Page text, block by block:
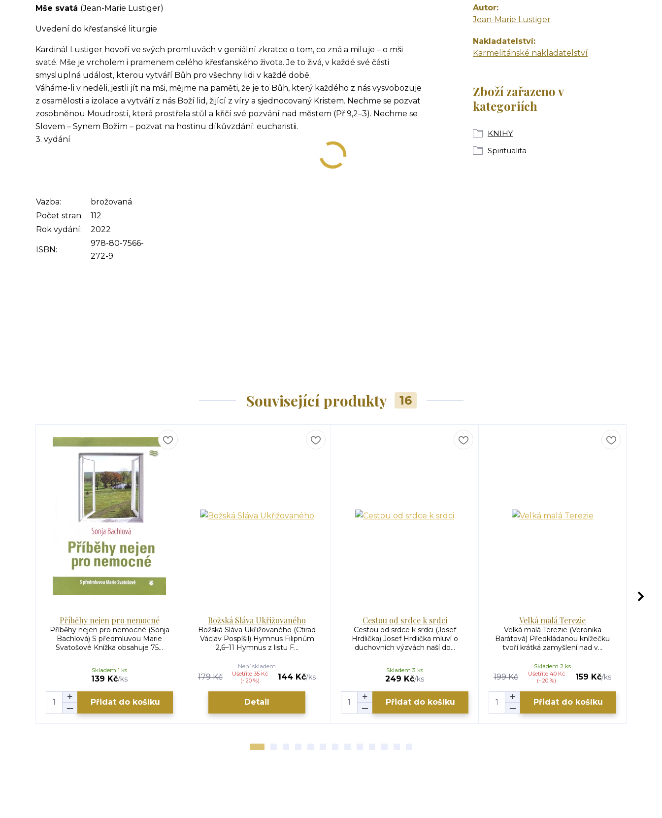
Mše svatá (Jean-Marie Lustiger)
Uvedení do křesťanské liturgie
Kardinál Lustiger hovoří ve svých promluvách v geniální zkratce o tom, co zná a miluje – o mši
svaté. Mše je vrcholem i pramenem celého křesťanského života. Je to živá, v každé své části
smysluplná událost, kterou vytváří Bůh pro všechny lidi v každé době.
Váháme-li v neděli, jestli jít na mši, mějme na paměti, že je to Bůh, který každého z nás vysvobozuje
z osamělosti a izolace a vytváří z nás Boží lid, žijící z víry a sjednocovaný Kristem. Nechme se pozvat
zosobněnou Moudrostí, která prostřela stůl a křičí své pozvání nad městem (Př 9,2–3). Nechme se
Slovem – Synem Božím – pozvat na hostinu díkůvzdání: eucharistii.
3. vydání
Vazba:
brožovaná
Počet stran:
112
Rok vydání:
2022
ISBN:
978-80-7566-
272-9
Autor
Jean-Marie Lustiger
Nakladatelství
Karmelitánské nakladatelství
Zboží zařazeno v
kategoriích
KNIHY
Spiritualita
Související produkty 16
Příběhy nejen pro nemocné
Příběhy nejen pro nemocné (Sonja
Bachlová) S předmluvou Marie
Svatošové Knížka obsahuje 75...
139 Kč/ks
Skladem 1 ks
Přidat do košíku
Božská Sláva Ukřižovaného
Božská Sláva Ukřižovaného (Ctirad
Václav Pospíšil) Hymnus Filipnům
2,6–11 Hymnus z listu F...
179 Kč
Ušetříte 35 Kč
(- 20 %)
144 Kč/ks
Není skladem
Detail
Cestou od srdce k srdci
Cestou od srdce k srdci (Josef
Hrdlička) Josef Hrdlička mluví o
duchovních výzvách naší do...
249 Kč/ks
Skladem 3 ks
Přidat do košíku
Velká malá Terezie
Velká malá Terezie (Veronika
Barátová) Předkládanou knížečku
tvoří krátká zamyšlení nad v...
199 Kč
Ušetříte 40 Kč
(- 20 %)
159 Kč/ks
Skladem 2 ks
Přidat do košíku